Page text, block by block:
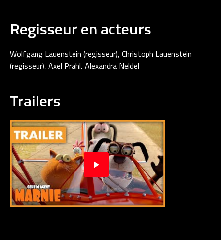
Regisseur en acteurs
Wolfgang Lauenstein (regisseur), Christoph Lauenstein
(regisseur), Axel Prahl, Alexandra Neldel
Trailers